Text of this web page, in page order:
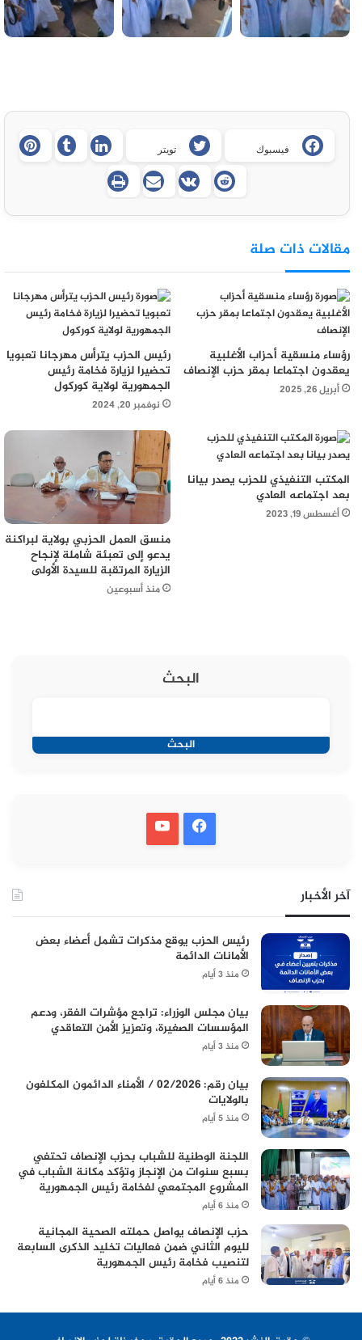
فيسبوك تويتر
مقالات ذات صلة
رؤساء منسقية أحزاب الأغلبية
يعقدون اجتماعا بمقر حزب الإنصاف
أبريل 26, 2025
رئيس الحزب يترأس مهرجانا تعبويا
تحضيرا لزيارة فخامة رئيس
الجمهورية لولاية كوركول
نوفمبر 20, 2024
المكتب التنفيذي للحزب يصدر بيانا
بعد اجتماعه العادي
أغسطس 19, 2023
منسق العمل الحزبي بولاية لبراكنة
يدعو إلى تعبئة شاملة لإنجاح
الزيارة المرتقبة للسيدة الأولى
منذ أسبوعين
البحث
البحث
آخر الأخبار
رئيس الحزب يوقع مذكرات تشمل أعضاء بعض
الأمانات الدائمة
منذ 3 أيام
بيان مجلس الوزراء: تراجع مؤشرات الفقر، ودعم
المؤسسات الصغيرة، وتعزيز الأمن التعاقدي
منذ 3 أيام
بيان رقم: 02/2026 / الأمناء الدائمون المكلفون
بالولايات
منذ 5 أيام
اللجنة الوطنية للشباب بحزب الإنصاف تحتفي
بسبع سنوات من الإنجاز وتؤكد مكانة الشباب في
المشروع المجتمعي لفخامة رئيس الجمهورية
منذ 6 أيام
حزب الإنصاف يواصل حملته الصحية المجانية
لليوم الثاني ضمن فعاليات تخليد الذكرى السابعة
لتنصيب فخامة رئيس الجمهورية
منذ 6 أيام